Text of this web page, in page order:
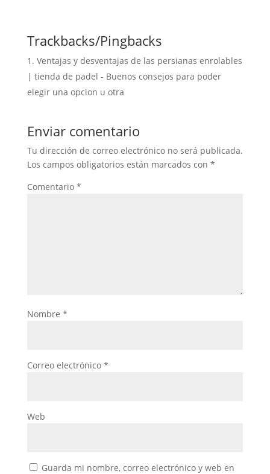
Trackbacks/Pingbacks
Ventajas y desventajas de las persianas enrolables
| tienda de padel - Buenos consejos para poder
elegir una opcion u otra
Enviar comentario
Tu dirección de correo electrónico no será publicada.
Los campos obligatorios están marcados con *
Comentario *
Nombre *
Correo electrónico *
Web
Guarda mi nombre, correo electrónico y web en